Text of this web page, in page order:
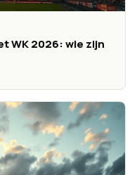
WK 2026: wie zijn